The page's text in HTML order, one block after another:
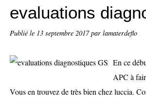
evaluations
Publié le 13 septembre 2017par lamaterdeflo
En ce
APC à
Vous en trouvez de très bien chez luccia.